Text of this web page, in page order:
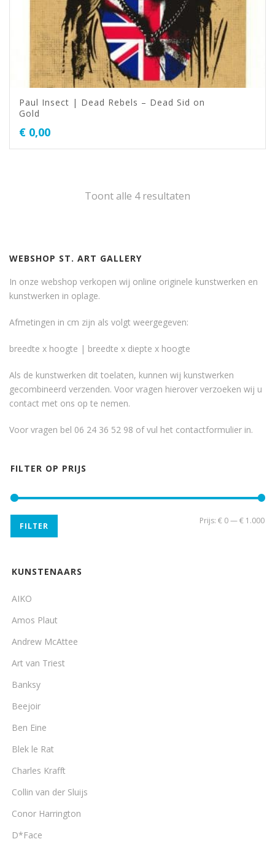
Paul Insect | Dead Rebels – Dead Sid on
Gold
€ 0,00
Toont alle 4 resultaten
WEBSHOP ST. ART GALLERY
In onze webshop verkopen wij online originele kunstwerken en
kunstwerken in oplage.
Afmetingen in cm zijn als volgt weergegeven:
breedte x hoogte | breedte x diepte x hoogte
Als de kunstwerken dit toelaten, kunnen wij kunstwerken
gecombineerd verzenden. Voor vragen hierover verzoeken wij u
contact met ons op te nemen.
Voor vragen bel 06 24 36 52 98 of vul het contactformulier in.
FILTER OP PRIJS
FILTER
Prijs: € 0—€ 1.000
KUNSTENAARS
AIKO
Amos Plaut
Andrew McAttee
Art van Triest
Banksy
Beejoir
Ben Eine
Blek le Rat
Charles Krafft
Collin van der Sluijs
Conor Harrington
D*Face